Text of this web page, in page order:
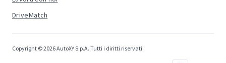
DriveMatch
Copyright © 2026 AutoXY S.p.A. Tutti i diritti riservati.